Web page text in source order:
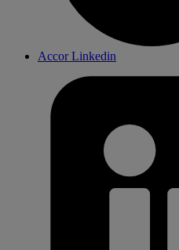
Accor Linkedin